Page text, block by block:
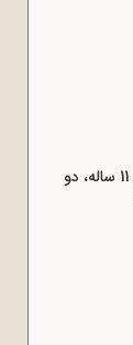
شهید محمود بلوری 8 ساله و شهید علی همتیان 11 ساله، دو